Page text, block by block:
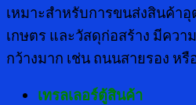
เหมาะสำหรับการขนส่งสินค้า
เกษตร และวัสดุก่อสร้าง มีควา
กว้างมาก เช่น ถนนสายรอง หรื
เทรลเลอร์ตู้สินค้า